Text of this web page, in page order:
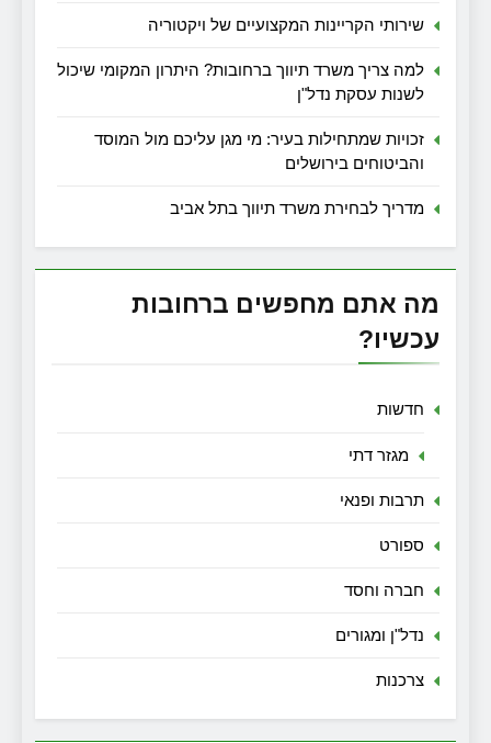
שירותי הקריינות המקצועיים של ויקטוריה
למה צריך משרד תיווך ברחובות? היתרון המקומי שיכול
לשנות עסקת נדל"ן
זכויות שמתחילות בעיר: מי מגן עליכם מול המוסד
והביטוחים בירושלים
מדריך לבחירת משרד תיווך בתל אביב
מה אתם מחפשים ברחובות
עכשיו?
חדשות
מגזר דתי
תרבות ופנאי
ספורט
חברה וחסד
נדל"ן ומגורים
צרכנות